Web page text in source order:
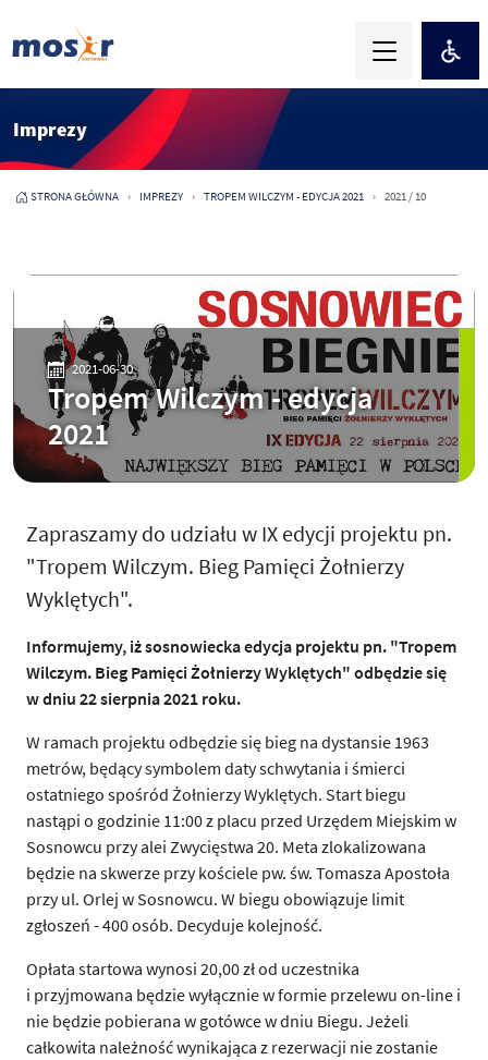
Imprezy
STRONA GŁÓWNA IMPREZY TROPEM WILCZYM - EDYCJA 2021 2021 / 10
2021-06-30
Tropem Wilczym - edycja
2021
Zapraszamy do udziału w IX edycji projektu pn.
"Tropem Wilczym. Bieg Pamięci Żołnierzy
Wyklętych".
Informujemy, iż sosnowiecka edycja projektu pn. "Tropem
Wilczym. Bieg Pamięci Żołnierzy Wyklętych" odbędzie się
w dniu 22 sierpnia 2021 roku.
W ramach projektu odbędzie się bieg na dystansie 1963
metrów, będący symbolem daty schwytania i śmierci
ostatniego spośród Żołnierzy Wyklętych. Start biegu
nastąpi o godzinie 11:00 z placu przed Urzędem Miejskim w
Sosnowcu przy alei Zwycięstwa 20. Meta zlokalizowana
będzie na skwerze przy kościele pw. św. Tomasza Apostoła
przy ul. Orlej w Sosnowcu. W biegu obowiązuje limit
zgłoszeń - 400 osób. Decyduje kolejność.
Opłata startowa wynosi 20,00 zł od uczestnika
i przyjmowana będzie wyłącznie w formie przelewu on-line i
nie będzie pobierana w gotówce w dniu Biegu. Jeżeli
całkowita należność wynikająca z rezerwacji nie zostanie